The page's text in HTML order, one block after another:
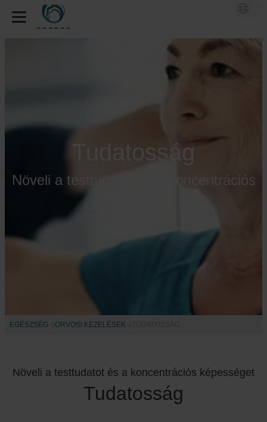
Tudatosság
Növeli a testtudatot és a koncentrációs
EGÉSZSÉG ORVOSI KEZELÉSEK
Növeli a testtudatot és a koncentrációs képességet
Tudatosság